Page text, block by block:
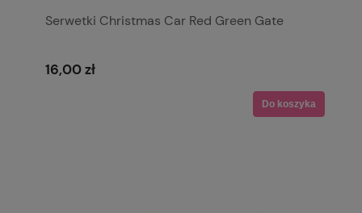
Serwetki Christmas Car Red Green Gate
16,00 zł
Do koszyka